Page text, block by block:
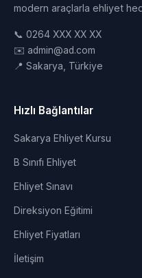
modern araçlarla ehliyet
📞 0264 XXX XX XX
✉️ admin@ad.com
📍 Sakarya, Türkiye
Hızlı Bağlantılar
Sakarya Ehliyet Kursu
B Sınıfı Ehliyet
Ehliyet Sınavı
Direksiyon Eğitimi
Ehliyet Fiyatları
İletişim